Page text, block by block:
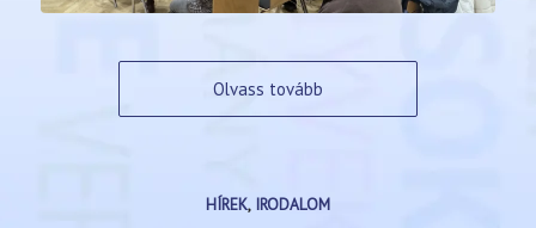
Olvass tovább
HÍREK, IRODALOM